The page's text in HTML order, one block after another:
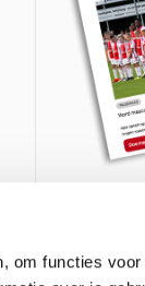
om functies